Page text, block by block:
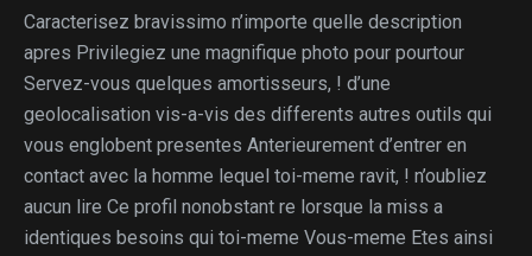
Caracterisez bravissimo n’importe quelle description
apres Privilegiez une magnifique photo pour pourtour
Servez-vous quelques amortisseurs, ! d’une
geolocalisation vis-a-vis des differents autres outils qui
vous englobent presentes Anterieurement d’entrer en
contact avec la homme lequel toi-meme ravit, ! n’oubliez
aucun lire Ce profil nonobstant re lorsque la miss a
identiques besoins qui toi-meme Vous-meme Etes ainsi